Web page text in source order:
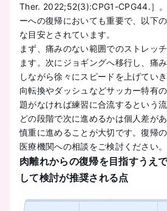
Ther. 2022;52(3):CPG1-CPG44.］
ーへの復帰においても重要で、以下
な目安とされています。
まず、痛みのない範囲でのストレッ
ます。次にジョギングへ移行し、痛
しながら徐々にスピードを上げてい
向転換やダッシュなどサッカー特有
題がなければ練習に合流するという流
どの段階で次に進めるかは個人差が
慎重に進めることが大切です。復帰
医療機関への相談をご検討ください。
肉離れからの復帰を目指すうえ
して検討が推奨される点